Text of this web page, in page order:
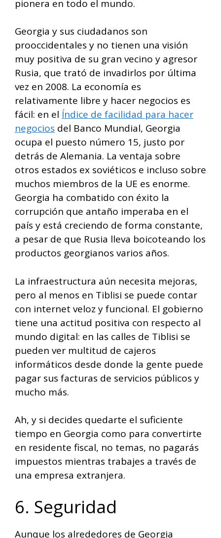
pionera en todo el mundo.
Georgia y sus ciudadanos son
prooccidentales y no tienen una visión
muy positiva de su gran vecino y agresor
Rusia, que trató de invadirlos por última
vez en 2008. La economía es
relativamente libre y hacer negocios es
fácil: en el Índice de facilidad para hacer
negocios del Banco Mundial, Georgia
ocupa el puesto número 15, justo por
detrás de Alemania. La ventaja sobre
otros estados ex soviéticos e incluso sobre
muchos miembros de la UE es enorme.
Georgia ha combatido con éxito la
corrupción que antaño imperaba en el
país y está creciendo de forma constante,
a pesar de que Rusia lleva boicoteando los
productos georgianos varios años.
La infraestructura aún necesita mejoras,
pero al menos en Tiblisi se puede contar
con internet veloz y funcional. El gobierno
tiene una actitud positiva con respecto al
mundo digital: en las calles de Tiblisi se
pueden ver multitud de cajeros
informáticos desde donde la gente puede
pagar sus facturas de servicios públicos y
mucho más.
Ah, y si decides quedarte el suficiente
tiempo en Georgia como para convertirte
en residente fiscal, no temas, no pagarás
impuestos mientras trabajes a través de
una empresa extranjera.
6. Seguridad
Aunque los alrededores de Georgia